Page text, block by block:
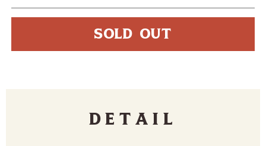
SOLD OUT
Detail